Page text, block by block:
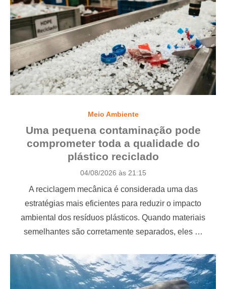
Meio Ambiente
Uma pequena contaminação pode
comprometer toda a qualidade do
plástico reciclado
P
s
e
d
o
n
04/08/2026 às 21:15
A reciclagem mecânica é considerada uma das
estratégias mais eficientes para reduzir o impacto
ambiental dos resíduos plásticos. Quando materiais
semelhantes são corretamente separados, eles …